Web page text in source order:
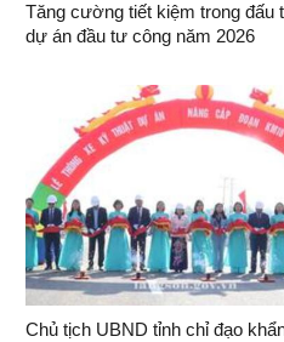
Tăng cường tiết kiệm trong đấu
dự án đầu tư công năm 2026
Chủ tịch UBND tỉnh chỉ đạo